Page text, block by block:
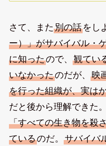
さて、また別の話をし
ー）」がサバイバル・
に知ったので、 観てい
いなかったのだが、 映
を行った組織が、実は
だと後から理解できた
「すべての生き物を殺
ているのだ。 サバイバ